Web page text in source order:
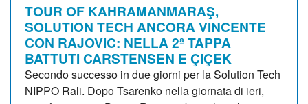
TOUR OF KAHRAMANMARAŞ,
SOLUTION TECH ANCORA VINCENTE
CON RAJOVIC: NELLA 2ª TAPPA
BATTUTI CARSTENSEN E ÇIÇEK
Secondo successo in due giorni per la Solution Tech
NIPPO Rali. Dopo Tsarenko nella giornata di ieri,